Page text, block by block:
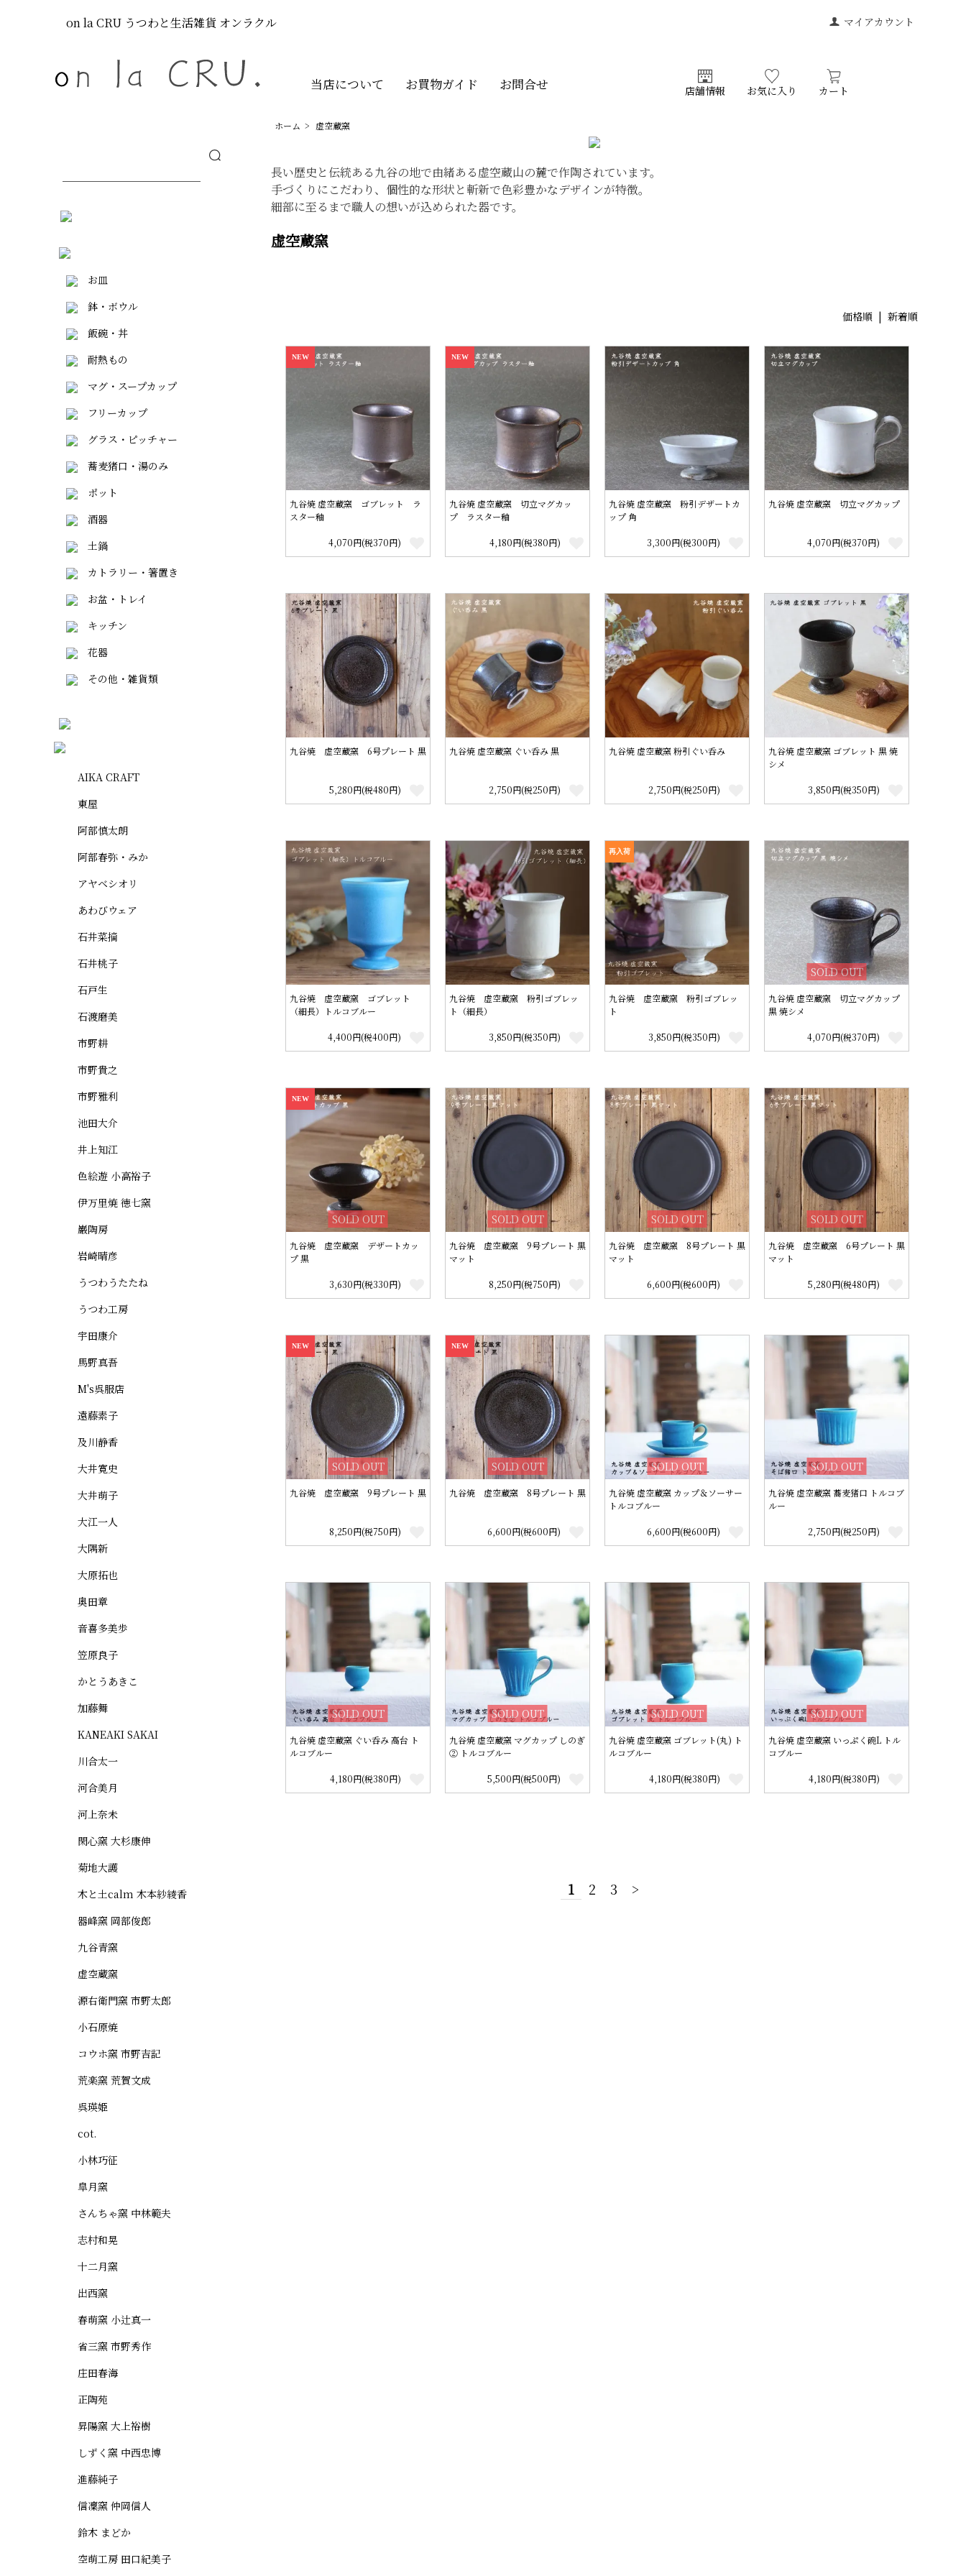
マイアカウント
on la CRU うつわと生活雑貨 オンラクル
当店について お買物ガイド お問合せ 店舗情報 お気に入り カート
ホーム > 虚空蔵窯
長い歴史と伝統ある九谷の地で由緒ある虚空蔵山の麓で作陶されています。
手づくりにこだわり、個性的な形状と斬新で色彩豊かなデザインが特徴。
細部に至るまで職人の想いが込められた器です。
虚空蔵窯
価格順 | 新着順
NEW
九谷焼 虚空蔵窯 ゴブレット ラ
スター釉
4,070円(税370円)
NEW
九谷焼 虚空蔵窯 切立マグカッ
プ ラスター釉
4,180円(税380円)
九谷焼 虚空蔵窯 粉引デザートカ
ップ 角
3,300円(税300円)
九谷焼 虚空蔵窯 切立マグカップ
4,070円(税370円)
九谷焼 虚空蔵窯 6号プレート 黒
5,280円(税480円)
九谷焼 虚空蔵窯 ぐい呑み 黒
2,750円(税250円)
九谷焼 虚空蔵窯 粉引ぐい呑み
2,750円(税250円)
九谷焼 虚空蔵窯 ゴブレット 黒 焼
シメ
3,850円(税350円)
九谷焼 虚空蔵窯 ゴブレット
（細長）トルコブルー
4,400円(税400円)
九谷焼 虚空蔵窯 粉引ゴブレッ
ト（細長）
3,850円(税350円)
再入荷
九谷焼 虚空蔵窯 粉引ゴブレッ
ト
3,850円(税350円)
SOLD OUT
九谷焼 虚空蔵窯 切立マグカップ
黒 焼シメ
4,070円(税370円)
SOLD OUT
NEW
九谷焼 虚空蔵窯 デザートカッ
プ 黒
3,630円(税330円)
SOLD OUT
九谷焼 虚空蔵窯 9号プレート 黒
マット
8,250円(税750円)
SOLD OUT
九谷焼 虚空蔵窯 8号プレート 黒
マット
6,600円(税600円)
SOLD OUT
九谷焼 虚空蔵窯 6号プレート 黒
マット
5,280円(税480円)
SOLD OUT
NEW
九谷焼 虚空蔵窯 9号プレート 黒
8,250円(税750円)
SOLD OUT
NEW
九谷焼 虚空蔵窯 8号プレート 黒
6,600円(税600円)
SOLD OUT
九谷焼 虚空蔵窯 カップ＆ソーサー
トルコブルー
6,600円(税600円)
SOLD OUT
九谷焼 虚空蔵窯 蕎麦猪口 トルコブ
ルー
2,750円(税250円)
SOLD OUT
九谷焼 虚空蔵窯 ぐい呑み 高台 ト
ルコブルー
4,180円(税380円)
SOLD OUT
九谷焼 虚空蔵窯 マグカップ しのぎ
② トルコブルー
5,500円(税500円)
SOLD OUT
九谷焼 虚空蔵窯 ゴブレット(丸) ト
ルコブルー
4,180円(税380円)
SOLD OUT
九谷焼 虚空蔵窯 いっぷく碗L トル
コブルー
4,180円(税380円)
1 2 3 >
お皿
鉢・ボウル
飯碗・丼
耐熱もの
マグ・スープカップ
フリーカップ
グラス・ピッチャー
蕎麦猪口・湯のみ
ポット
酒器
土鍋
カトラリー・箸置き
お盆・トレイ
キッチン
花器
その他・雑貨類
AIKA CRAFT
東屋
阿部慎太朗
阿部春弥・みか
アヤベシオリ
あわびウェア
石井菜摘
石井桃子
石戸生
石渡磨美
市野耕
市野貴之
市野雅利
池田大介
井上知江
色絵遊 小高裕子
伊万里焼 徳七窯
巌陶房
岩崎晴彦
うつわうたたね
うつわ工房
宇田康介
馬野真吾
M's呉服店
遠藤素子
及川静香
大井寛史
大井萌子
大江一人
大隅新
大原拓也
奥田章
音喜多美歩
笠原良子
かとうあきこ
加藤舞
KANEAKI SAKAI
川合太一
河合美月
河上奈未
閑心窯 大杉康伸
菊地大護
木と土calm 木本紗綾香
器峰窯 岡部俊郎
九谷青窯
虚空蔵窯
源右衛門窯 市野太郎
小石原焼
コウホ窯 市野吉記
荒楽窯 荒賀文成
呉瑛姫
cot.
小林巧征
皐月窯
さんちゃ窯 中林範夫
志村和晃
十二月窯
出西窯
春萌窯 小辻真一
省三窯 市野秀作
庄田春海
正陶苑
昇陽窯 大上裕樹
しずく窯 中西忠博
進藤純子
信凜窯 仲岡信人
鈴木 まどか
空萌工房 田口紀美子